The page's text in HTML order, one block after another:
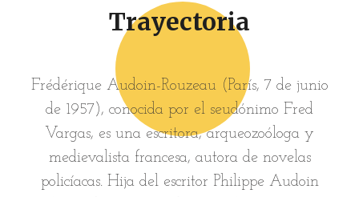
Trayectoria
Frédérique Audoin-Rouzeau (París, 7 de junio
de 1957), conocida por el seudónimo Fred
Vargas, es una escritora, arqueozoóloga y
medievalista francesa, autora de novelas
policíacas. Hija del escritor Philippe Audoin